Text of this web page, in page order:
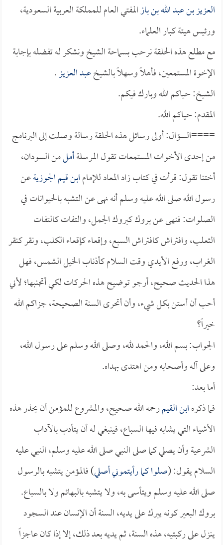
العزيز بن عبد الله بن بازالمفتي العام للمملكة العربية السعودية،
ورئيس هيئة كبار العلماء.
مع مطلع هذه الحلقة نرحب بسماحة الشيخ ونشكر له تفضله بإجابة
الإخوة المستمعين، فأهلاً وسهلاً بالشيخعبد العزيز.
الشيخ: حياكم الله وبارك فيكم.
المقدم: حياكم الله.
====السؤال: أولى رسائل هذه الحلقة رسالة وصلت إلى البرنامج
من إحدى الأخوات المستمعات تقول المرسلةأملمن السودان،
أختنا تقول: قرأت في كتاب زاد المعاد للإمامابن قيم الجوزيةعن
رسول الله صلى الله عليه وسلم أنه نهى عن التشبه بالحيوانات في
الصلوات: فنهى عن بروك كبروك الجمل، والتفات كالتفات
الثعلب، وافتراش كافتراش السبع، وإقعاء كإقعاء الكلب، ونقر كنقر
الغراب، ورفع الأيدي وقت السلام كأذناب الخيل الشمس، فهل
هذا الحديث صحيح، أرجو توضيح هذه الحركات لكي أتجنبها؛ لأني
أحب أن أستن بكل شيء، وأن أتحرى السنة الصحيحة، جزاكم الله
خيراً؟
الجواب: بسم الله، والحمد لله، وصلى الله وسلم على رسول الله،
وعلى آله وأصحابه ومن اهتدى بهداه.
أما بعد:
فما ذكرهابن القيمرحمه الله صحيح، والمشروع للمؤمن أن يحذر هذه
الأشياء التي يشابه فيها السباع، فينبغي له أن يتأدب بالآداب
الشرعية وأن يصلي كما صلى النبي صلى الله عليه وسلم، النبي عليه
السلام يقول: (صلوا كما رأيتموني أصلي) فالمؤمن يتشبه بالرسول
صلى الله عليه وسلم ويتأسى به، ولا يتشبه بالبهائم ولا بالسباع.
بروك البعير كونه يبرك على يديه، السنة أن الإنسان عند السجود
ينزل على ركبتيه، هذه السنة، ثم يديه بعد ذلك، إلا إذا كان عاجزاً